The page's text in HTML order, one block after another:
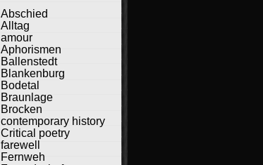
Abschied
Alltag
amour
Aphorismen
Ballenstedt
Blankenburg
Bodetal
Braunlage
Brocken
contemporary history
Critical poetry
farewell
Fernweh